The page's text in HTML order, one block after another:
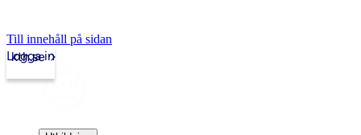
Till innehåll på sidan
kth.se
Logga in